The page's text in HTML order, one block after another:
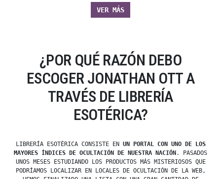
VER MÁS
¿POR QUÉ RAZÓN DEBO
ESCOGER JONATHAN OTT A
TRAVÉS DE LIBRERÍA
ESOTÉRICA?
LIBRERÍA ESOTÉRICA CONSISTE EN UN PORTAL CON UNO DE LOS
MAYORES ÍNDICES DE OCULTACIÓN DE NUESTRA NACIÓN. PASADOS
UNOS MESES ESTUDIANDO LOS PRODUCTOS MÁS MISTERIOSOS QUE
PODRÍAMOS LOCALIZAR EN LOCALES DE OCULTACIÓN DE LA WEB,